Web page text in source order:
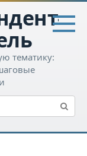
тематику: